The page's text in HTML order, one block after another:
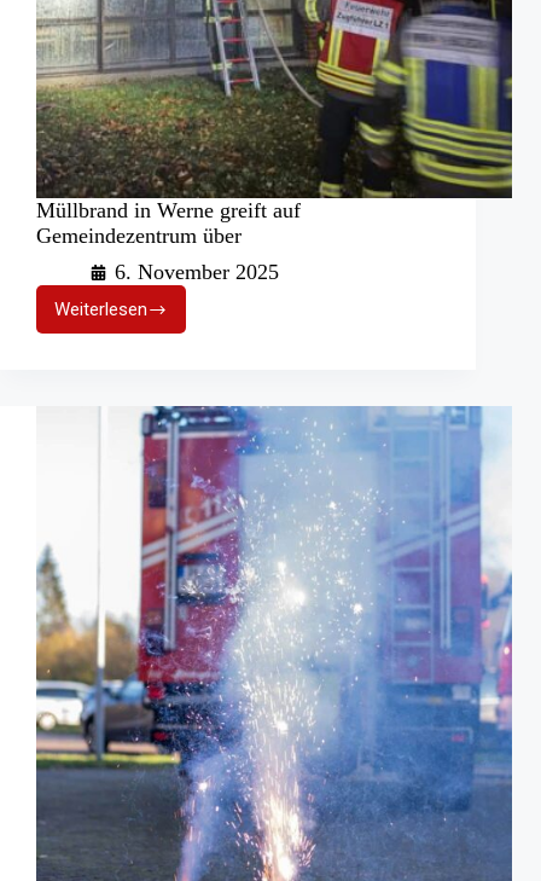
Müllbrand in Werne greift auf
Gemeindezentrum über
6. November 2025
Weiterlesen
Müllbrand
in
Gemeindezentrum
über